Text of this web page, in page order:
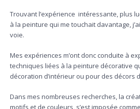
Trouvant l’expérience intéressante, plus
à la peinture qui me touchait davantage,
voie.
Mes expériences m’ont donc conduite à
techniques liées à la peinture décorative
décoration d’intérieur ou pour des décors
Dans mes nombreuses recherches, la
motifs et de couleurs, s’est imposée